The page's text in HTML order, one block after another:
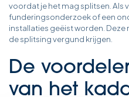
voordat je het mag splitsen. Als
funderingsonderzoek of een
installaties geëist worden. Deze
de splitsing vergund krijgen.
De
van het